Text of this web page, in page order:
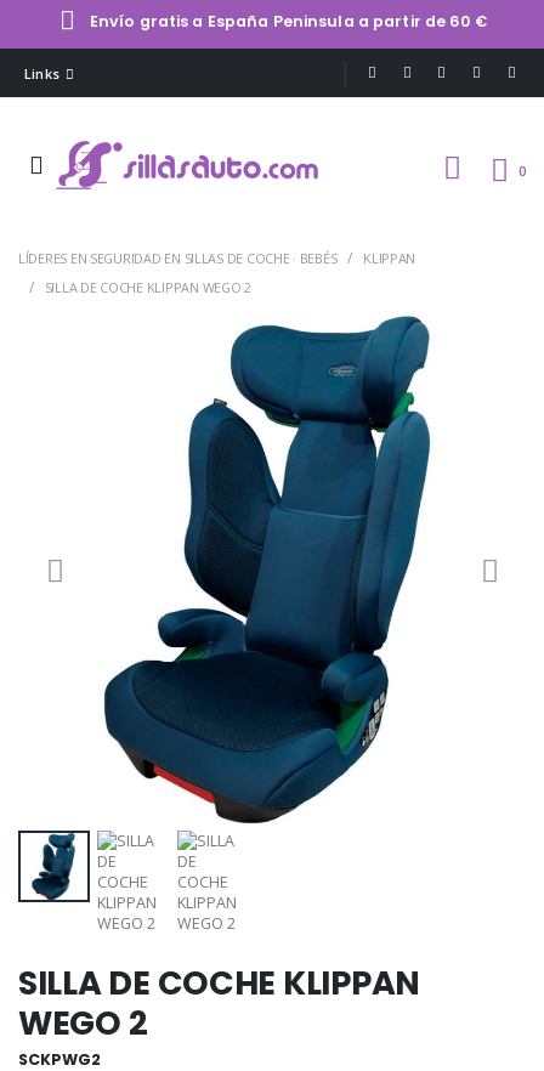
Envío gratis a España Peninsula a partir de 60 €
Links
0
LÍDERES EN SEGURIDAD EN SILLAS DE COCHE · BEBÉS
KLIPPAN
SILLA DE COCHE KLIPPAN WEGO 2
SILLA DE COCHE KLIPPAN
WEGO 2
SCKPWG2